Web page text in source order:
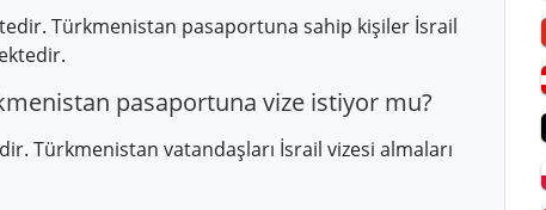
Türkmenistan pasaportuna sahip kişiler İsrail
pasaportuna vize istiyor mu?
Türkmenistan vatandaşları İsrail vizesi almaları